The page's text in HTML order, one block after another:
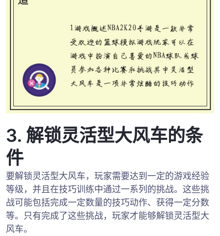
3. 解锁灵活型大风车的条
件
要解锁灵活型大风车，玩家需要达到一定的游戏经验
等级，并且在技巧训练中通过一系列的挑战。这些挑
战可能包括完成一定数量的技巧动作、获得一定分数
等。只有完成了这些挑战，玩家才能够解锁灵活型大
风车。